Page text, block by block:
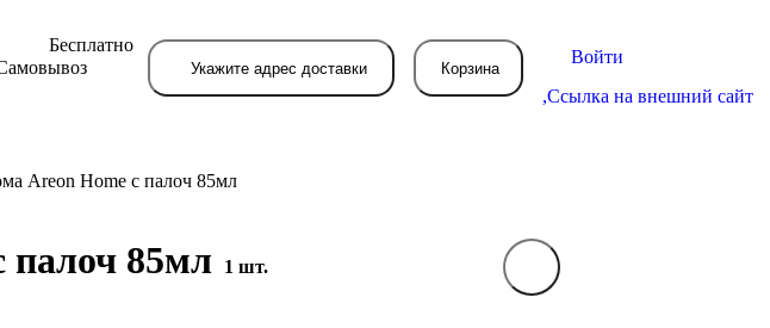
Бесплатно
Укажите адрес доставки Корзина
Войти
,Ссылка на внешний сайт
Areon Home с палоч 85мл
палоч 85мл 1 шт.В вашей корзине